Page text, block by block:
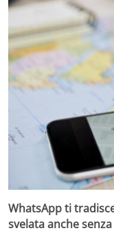
WhatsApp ti
svelata anche